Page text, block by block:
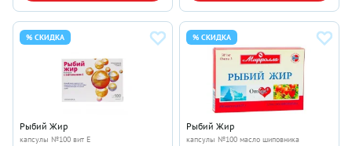
% СКИДКА
Рыбий Жир
капсулы №100 вит Е
% СКИДКА
Рыбий Жир
капсулы №100 масло шиповника